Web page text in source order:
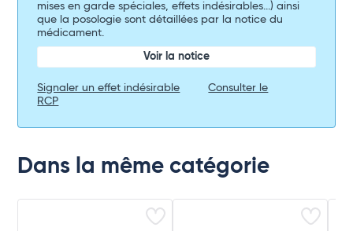
mises en garde spéciales, effets indésirables...) ainsi
que la posologie sont détaillées par la notice du
médicament.
Voir la notice
Signaler un effet indésirable
Consulter le
RCP
Dans la même catégorie